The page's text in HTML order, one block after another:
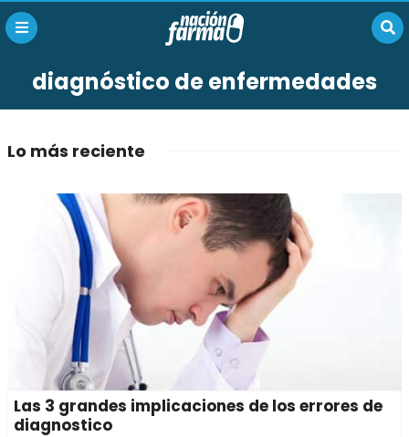
diagnóstico de enfermedades
Lo más reciente
Las 3 grandes implicaciones de los errores de
diagnostico